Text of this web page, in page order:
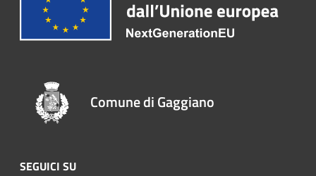
Comune di Gaggiano
SEGUICI SU